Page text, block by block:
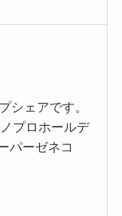
シェアです。
プロホールデ
パーゼネコ